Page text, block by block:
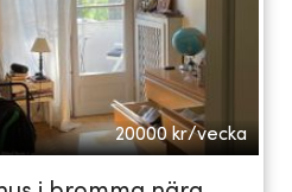
20000 kr/vecka